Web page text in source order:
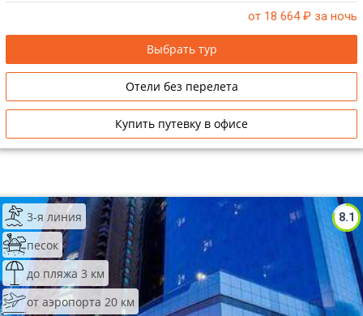
от 18 664₽ за ночь
Выбрать тур
Отели без перелета
Купить путевку в офисе
8.1
3-я линия
песок
до пляжа 3 км
от аэропорта 20 км
Лучшие отели 4* звезды
Недорогие отели 4*
звезды
Лучшие отели 3* звезды
Сетевые отели Турции
Сетевые отели Египта
Сетевые отели ОАЭ